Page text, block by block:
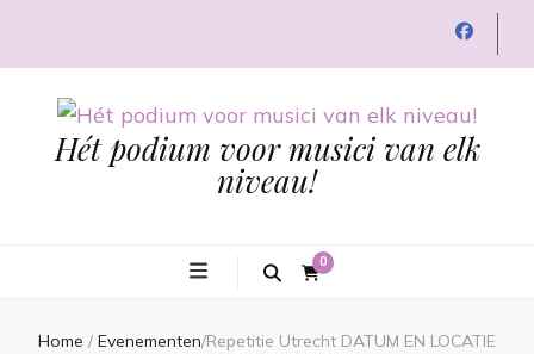
Hét podium voor musici van elk
niveau!
0
Home / Evenementen/Repetitie Utrecht DATUM EN LOCATIE